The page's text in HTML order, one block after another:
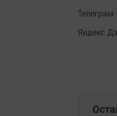
Телеграм:
Яндекс